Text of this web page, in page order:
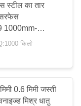
14
स्टील का तार
सरफेस
1000mm-
किलो
0.6 मिमी जस्ती
मिश्र धातु